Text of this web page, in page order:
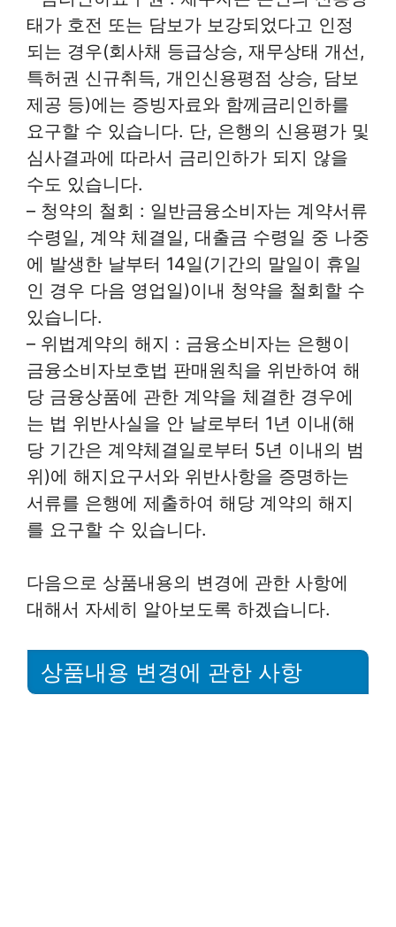
태가 호전 또는 담보가 보강되었다고 인정
되는 경우(회사채 등급상승, 재무상태 개선,
특허권 신규취득, 개인신용평점 상승, 담보
제공 등)에는 증빙자료와 함께금리인하를
요구할 수 있습니다. 단, 은행의 신용평가 및
심사결과에 따라서 금리인하가 되지 않을
수도 있습니다.
– 청약의 철회 : 일반금융소비자는 계약서류
수령일, 계약 체결일, 대출금 수령일 중 나중
에 발생한 날부터 14일(기간의 말일이 휴일
인 경우 다음 영업일)이내 청약을 철회할 수
있습니다.
– 위법계약의 해지 : 금융소비자는 은행이
금융소비자보호법 판매원칙을 위반하여 해
당 금융상품에 관한 계약을 체결한 경우에
는 법 위반사실을 안 날로부터 1년 이내(해
당 기간은 계약체결일로부터 5년 이내의 범
위)에 해지요구서와 위반사항을 증명하는
서류를 은행에 제출하여 해당 계약의 해지
를 요구할 수 있습니다.
다음으로 상품내용의 변경에 관한 사항에
대해서 자세히 알아보도록 하겠습니다.
상품내용 변경에 관한 사항